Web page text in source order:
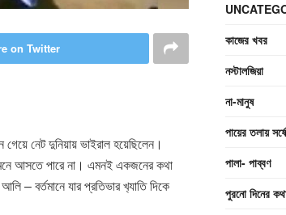
on Twitter
নেট দুনিয়ায় ভাইরাল হয়েছিলেন।
আসতে পারে না। এমনই একজনের কথা
– বর্তমানে যার প্রতিভার খ‍্যাতি দিকে
কাজের খবর
নস্টালজিয়া
না-মানুষ
পায়ের তলায় সর্ষে
পালা- পাব্বণ
পুরনো দিনের